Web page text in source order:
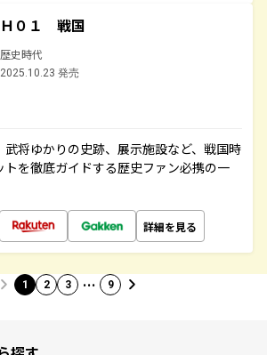
Ｈ０１ 戦国
歴史時代
2025.10.23 発売
武将ゆかりの史跡、展示施設など、戦国時
を徹底ガイドする歴史ファン必携の一
詳細を見る
1 2 3 … 9